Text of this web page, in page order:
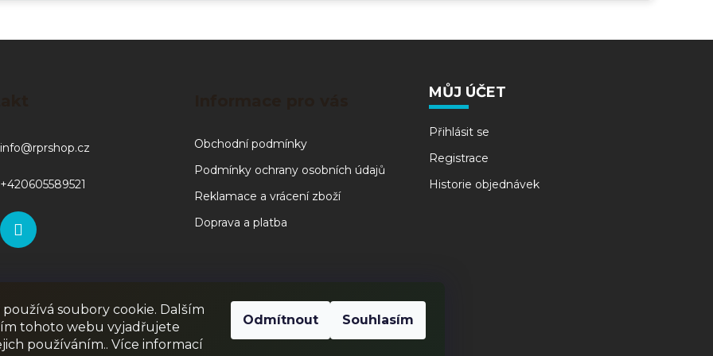
soubory cookie. Dalším
tohoto webu vyjadřujete
používáním.. Více informací
Odmítnout Souhlasím
info@rprshop.cz
+420605589521
Obchodní podmínky
Podmínky ochrany osobních údajů
Reklamace a vrácení zboží
Doprava a platba
MŮJ ÚČET
Přihlásit se
Registrace
Historie objednávek
RPR GAMES PAINTBALL JUNIOR PAINTBALL